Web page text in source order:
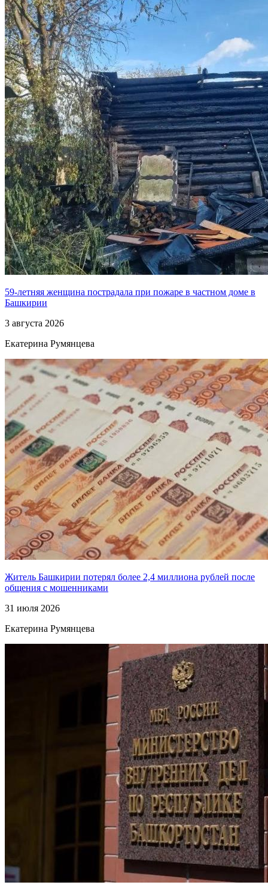
59-летняя женщина пострадала при пожаре в частном доме в
Башкирии
3 августа 2026
Екатерина Румянцева
Житель Башкирии потерял более 2,4 миллиона рублей после
общения с мошенниками
31 июля 2026
Екатерина Румянцева